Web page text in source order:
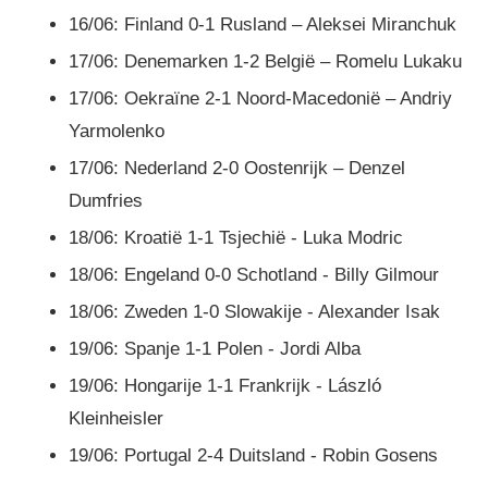
16/06: Finland 0-1 Rusland – Aleksei Miranchuk
17/06: Denemarken 1-2 België – Romelu Lukaku
17/06: Oekraïne 2-1 Noord-Macedonië – Andriy
Yarmolenko
17/06: Nederland 2-0 Oostenrijk – Denzel
Dumfries
18/06: Kroatië 1-1 Tsjechië - Luka Modric
18/06: Engeland 0-0 Schotland - Billy Gilmour
18/06: Zweden 1-0 Slowakije - Alexander Isak
19/06: Spanje 1-1 Polen - Jordi Alba
19/06: Hongarije 1-1 Frankrijk - László
Kleinheisler
19/06: Portugal 2-4 Duitsland - Robin Gosens